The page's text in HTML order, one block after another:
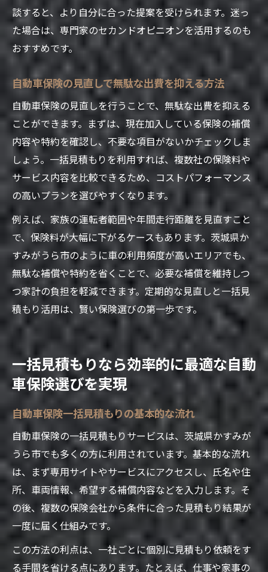
談すると、より自分に合った提案を受けられます。迷っ
た場合は、専門家のセカンドオピニオンを活用するのも
おすすめです。
自動車保険の見直しで無駄な出費を抑える方法
自動車保険の見直しを行うことで、無駄な出費を抑える
ことができます。まずは、現在加入している保険の補償
内容や特約を確認し、不要な項目がないかチェックしま
しょう。一括見積もりを利用すれば、複数社の保険料や
サービス内容を比較できるため、コストパフォーマンス
の高いプランを選びやすくなります。
例えば、家族の運転者範囲や年間走行距離を見直すこと
で、保険料が大幅に下がるケースもあります。茨城県か
すみがうら市のように車の利用頻度が高いエリアでも、
無駄な補償や特約を省くことで、必要な補償を維持しつ
つ家計の負担を軽減できます。定期的な見直しと一括見
積もり活用は、賢い保険選びの第一歩です。
一括見積もりなら効率的に最適な自動
車保険選びを実現
自動車保険一括見積もりの基本的な流れ
自動車保険の一括見積もりサービスは、茨城県かすみが
うら市でも多くの方に利用されています。基本的な流れ
は、まず専用サイトやサービスにアクセスし、氏名や住
所、車両情報、希望する補償内容などを入力します。そ
の後、複数の保険会社から条件に合った見積もり結果が
一度に届く仕組みです。
この方法の利点は、一社ごとに個別に見積もり依頼をす
る手間を省ける点にあります。たとえば、仕事や家事の